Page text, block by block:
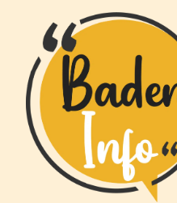
springen